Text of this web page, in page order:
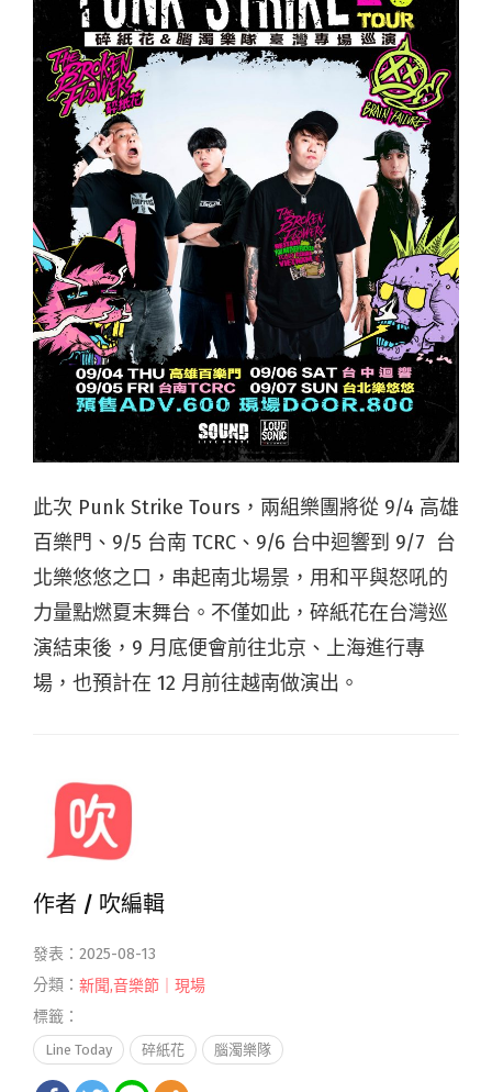
此次 Punk Strike Tours，兩組樂團將從 9/4 高雄
百樂門、9/5 台南 TCRC、9/6 台中迴響到 9/7 台
北樂悠悠之口，串起南北場景，用和平與怒吼的
力量點燃夏末舞台。不僅如此，碎紙花在台灣巡
演結束後，9 月底便會前往北京、上海進行專
場，也預計在 12 月前往越南做演出。
作者 / 吹編輯
發表：2025-08-13
分類： 新聞,音樂節｜現場
標籤：
Line Today 碎紙花 腦濁樂隊